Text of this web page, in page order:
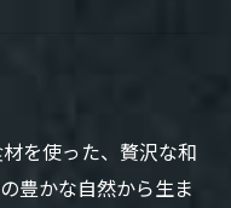
を使った、贅沢な和
豊かな自然から生ま